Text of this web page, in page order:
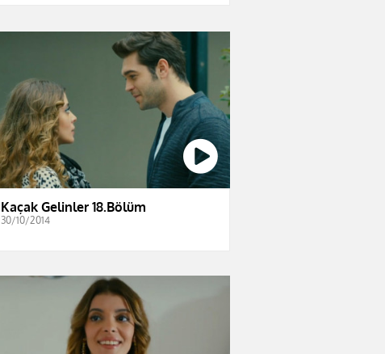
Kaçak Gelinler 18.Bölüm
30/10/2014